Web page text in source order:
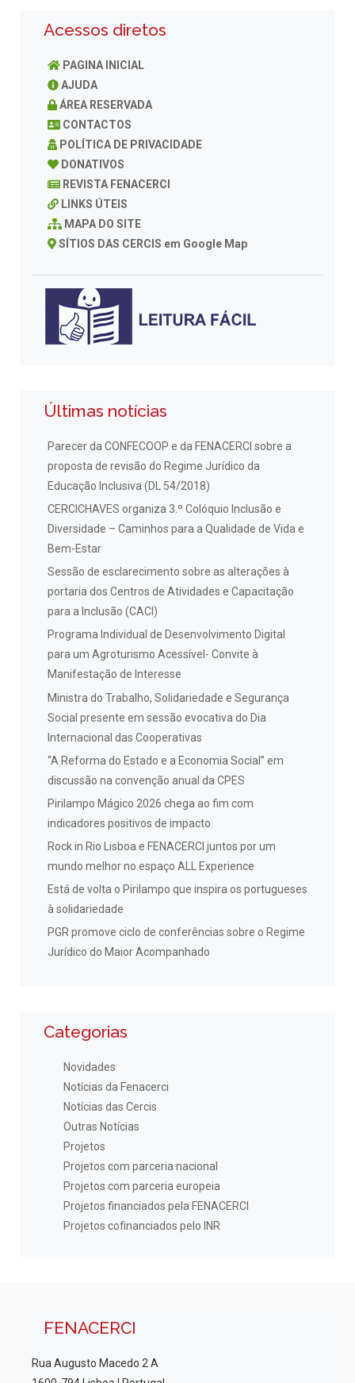
Acessos diretos
PAGINA INICIAL
AJUDA
ÁREA RESERVADA
CONTACTOS
POLÍTICA DE PRIVACIDADE
DONATIVOS
REVISTA FENACERCI
LINKS ÚTEIS
MAPA DO SITE
SÍTIOS DAS CERCIS em Google Map
Últimas notícias
Parecer da CONFECOOP e da FENACERCI sobre a
proposta de revisão do Regime Jurídico da
Educação Inclusiva (DL 54/2018)
CERCICHAVES organiza 3.º Colóquio Inclusão e
Diversidade – Caminhos para a Qualidade de Vida e
Bem-Estar
Sessão de esclarecimento sobre as alterações à
portaria dos Centros de Atividades e Capacitação
para a Inclusão (CACI)
Programa Individual de Desenvolvimento Digital
para um Agroturismo Acessível- Convite à
Manifestação de Interesse
Ministra do Trabalho, Solidariedade e Segurança
Social presente em sessão evocativa do Dia
Internacional das Cooperativas
“A Reforma do Estado e a Economia Social” em
discussão na convenção anual da CPES
Pirilampo Mágico 2026 chega ao fim com
indicadores positivos de impacto
Rock in Rio Lisboa e FENACERCI juntos por um
mundo melhor no espaço ALL Experience
Está de volta o Pirilampo que inspira os portugueses
à solidariedade
PGR promove ciclo de conferências sobre o Regime
Jurídico do Maior Acompanhado
Categorias
Novidades
Notícias da Fenacerci
Notícias das Cercis
Outras Notícias
Projetos
Projetos com parceria nacional
Projetos com parceria europeia
Projetos financiados pela FENACERCI
Projetos cofinanciados pelo INR
FENACERCI
Rua Augusto Macedo 2 A